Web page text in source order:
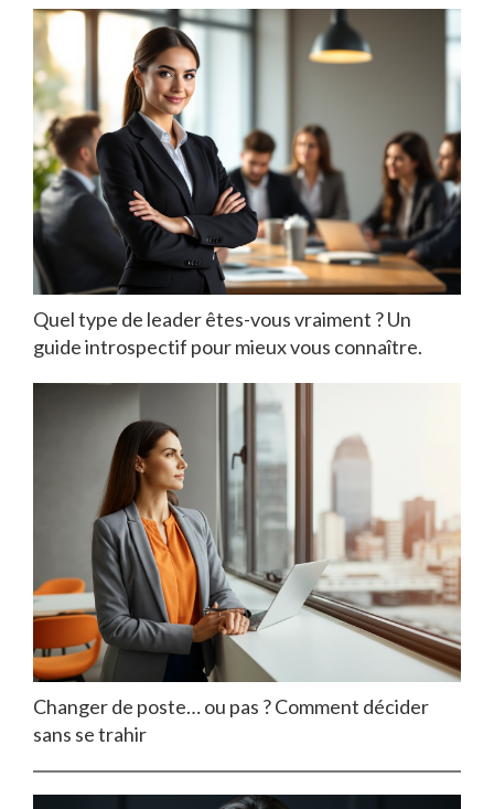
Quel type de leader êtes-vous vraiment ? Un
guide introspectif pour mieux vous connaître.
Changer de poste… ou pas ? Comment décider
sans se trahir